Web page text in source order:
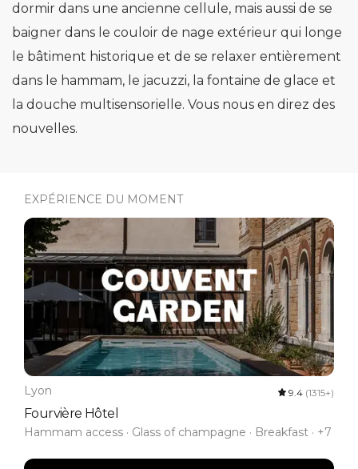
dormir dans une ancienne cellule, mais aussi de se
baigner dans le couloir de nage extérieur qui longe
le bâtiment historique et de se relaxer entièrement
dans le hammam, le jacuzzi, la fontaine de glace et
la douche multisensorielle. Vous nous en direz des
nouvelles.
EXPÉRIENCE DU MOMENT
Lyon 9.4 (1315+)
Fourvière Hôtel
Hammam access · Glass of champagne · Breakfast · +7